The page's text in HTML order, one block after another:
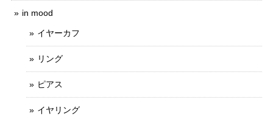
in mood
イヤーカフ
リング
ピアス
イヤリング